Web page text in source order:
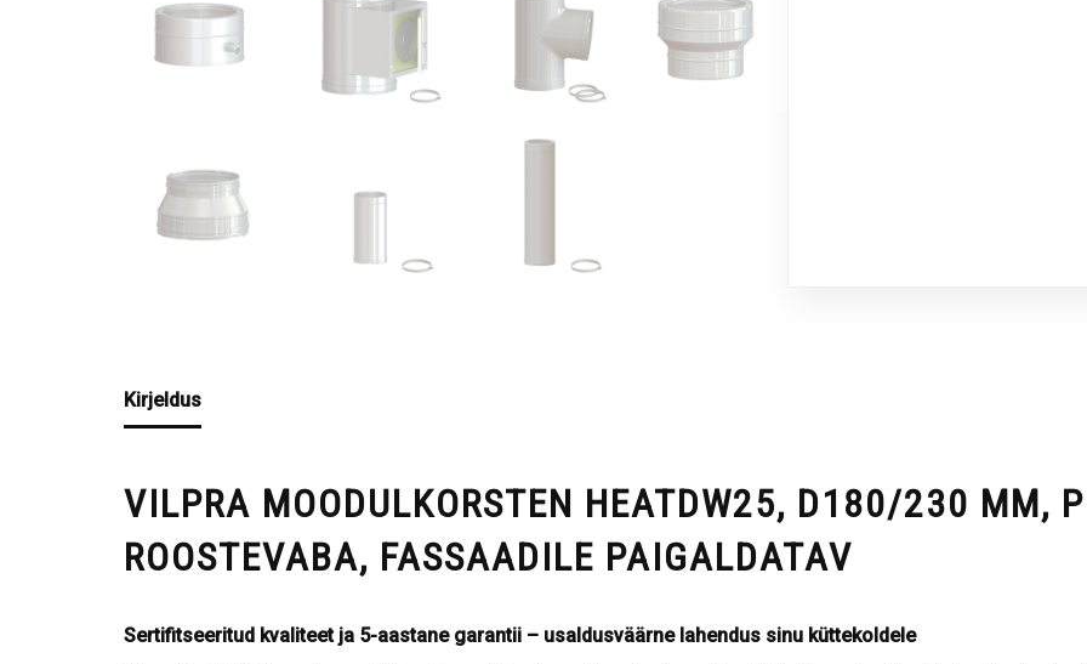
Kirjeldus
VILPRA MOODULKORSTEN HEATDW25, D180/230 MM,
ROOSTEVABA, FASSAADILE PAIGALDATAV
Sertifitseeritud kvaliteet ja 5-aastane garantii – usaldusväärne lahendus sinu küttekoldele